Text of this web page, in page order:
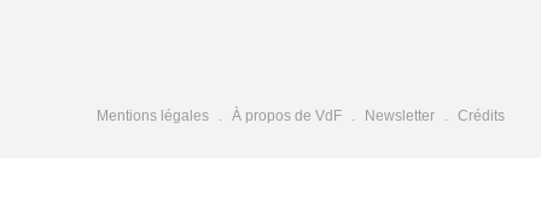
Mentions légales À propos de VdF Newsletter Crédits